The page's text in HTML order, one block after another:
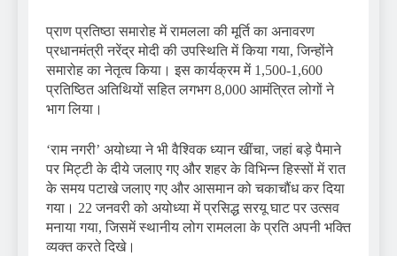
प्राण प्रतिष्ठा समारोह में रामलला की मूर्ति का अनावरण
प्रधानमंत्री नरेंद्र मोदी की उपस्थिति में किया गया, जिन्होंने
समारोह का नेतृत्व किया। इस कार्यक्रम में 1,500-1,600
प्रतिष्ठित अतिथियों सहित लगभग 8,000 आमंत्रित लोगों ने
भाग लिया।
‘राम नगरी’ अयोध्या ने भी वैश्विक ध्यान खींचा, जहां बड़े पैमाने
पर मिट्टी के दीये जलाए गए और शहर के विभिन्न हिस्सों में रात
के समय पटाखे जलाए गए और आसमान को चकाचौंध कर दिया
गया। 22 जनवरी को अयोध्या में प्रसिद्ध सरयू घाट पर उत्सव
मनाया गया, जिसमें स्थानीय लोग रामलला के प्रति अपनी भक्ति
व्यक्त करते दिखे।